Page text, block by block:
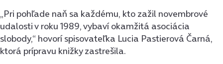
„Pri pohľade naň sa každému, kto zažil novembrové
udalosti v roku 1989, vybaví okamžitá asociácia
slobody,“ hovorí spisovateľka Lucia Pastierová Čarná,
ktorá prípravu knižky zastrešila.